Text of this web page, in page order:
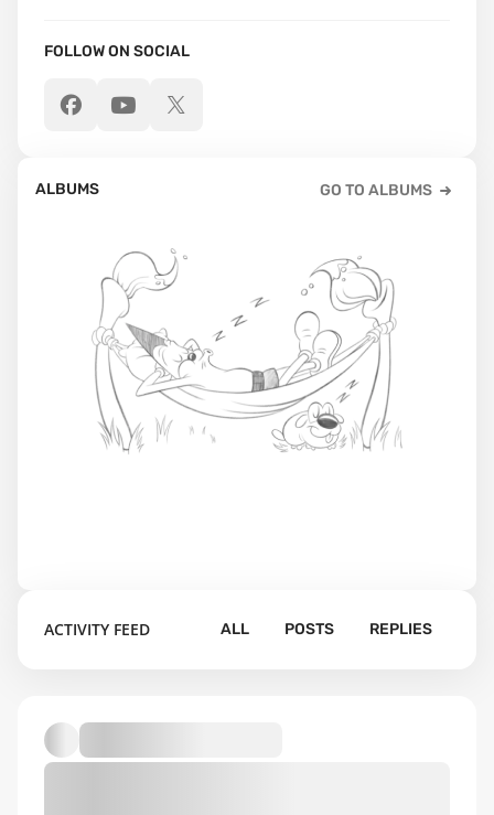
FOLLOW ON SOCIAL
ALBUMS GO TO ALBUMS
ACTIVITY FEED ALL POSTS REPLIES